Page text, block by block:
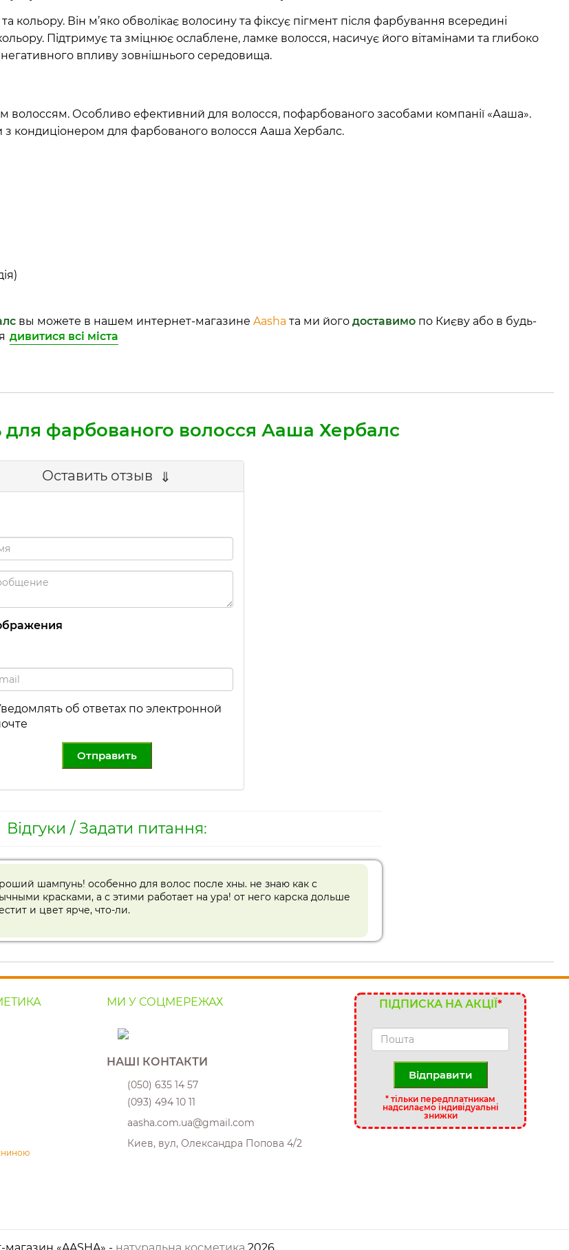
Він м’яко обволікає волосину та фіксує пігмент після фарбування всередині
Підтримує та зміцнює ослаблене, ламке волосся, насичує його вітамінами та глибоко
впливу зовнішнього середовища.
волоссям. Особливо ефективний для волосся, пофарбованого засобами компанії «Ааша».
кондиціонером для фарбованого волосся Ааша Хербалс.
вы можете в нашем интернет-магазине Aasha та ми його доставимо по Києву або в будь-
дивитися всі міста
фарбованого волосся Ааша Хербалс
Оставить отзыв
об ответах по электронной
Отправить
Відгуки / Задати питання:
шампунь! особенно для волос после хны. не знаю как с
красками, а с этими работает на ура! от него карска дольше
и цвет ярче, что-ли.
МИ У СОЦМЕРЕЖАХ
НАШІ КОНТАКТИ
(050) 635 14 57
(093) 494 10 11
aasha.com.ua@gmail.com
Киев, вул, Олександра Попова 4/2
ПІДПИСКА НА АКЦІЇ*
Відправити
* тільки передплатникам
надсилаємо індивідуальні
знижки